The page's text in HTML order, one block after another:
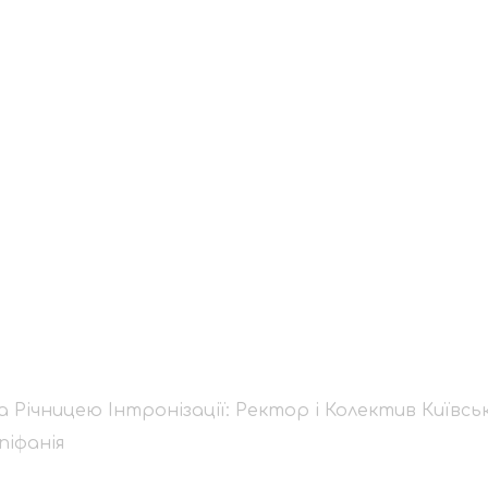
та Річницею
вітають
Інтронізації: Ректор і Колектив